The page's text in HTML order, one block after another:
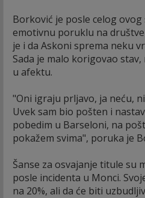
Borković je posle celog
emotivnu poruklu na
je i da Askoni sprema neku
Sada je malo korigovao
u afektu.
"Oni igraju prljavo, ja neću,
Uvek sam bio pošten i
pobedim u Barseloni, na
pokažem svima", poruka je
Šanse za osvajanje titule su
posle incidenta u Monci.
na 20%, ali da će biti